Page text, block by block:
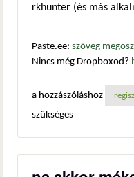
rkhunter (és más
Paste.ee: szöveg
Nincs még Dropboxod?
a hozzászóláshoz
szükséges